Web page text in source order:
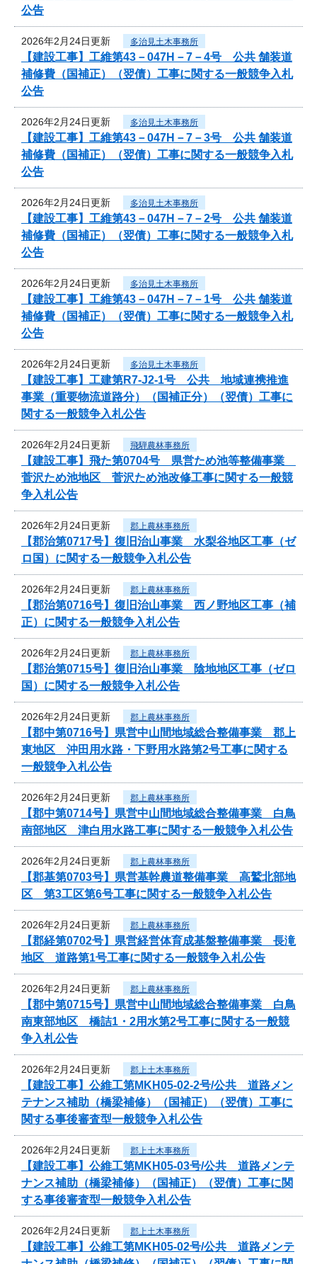
公告
2026年2月24日更新 多治見土木事務所
【建設工事】工維第43－047H－7－4号 公共 舗装道
補修費（国補正）（翌債）工事に関する一般競争入札
公告
2026年2月24日更新 多治見土木事務所
【建設工事】工維第43－047H－7－3号 公共 舗装道
補修費（国補正）（翌債）工事に関する一般競争入札
公告
2026年2月24日更新 多治見土木事務所
【建設工事】工維第43－047H－7－2号 公共 舗装道
補修費（国補正）（翌債）工事に関する一般競争入札
公告
2026年2月24日更新 多治見土木事務所
【建設工事】工維第43－047H－7－1号 公共 舗装道
補修費（国補正）（翌債）工事に関する一般競争入札
公告
2026年2月24日更新 多治見土木事務所
【建設工事】工建第R7-J2-1号 公共 地域連携推進
事業（重要物流道路分）（国補正分）（翌債）工事に
関する一般競争入札公告
2026年2月24日更新 飛騨農林事務所
【建設工事】飛た第0704号 県営ため池等整備事業
菅沢ため池地区 菅沢ため池改修工事に関する一般競
争入札公告
2026年2月24日更新 郡上農林事務所
【郡治第0717号】復旧治山事業 水梨谷地区工事（ゼ
ロ国）に関する一般競争入札公告
2026年2月24日更新 郡上農林事務所
【郡治第0716号】復旧治山事業 西ノ野地区工事（補
正）に関する一般競争入札公告
2026年2月24日更新 郡上農林事務所
【郡治第0715号】復旧治山事業 陰地地区工事（ゼロ
国）に関する一般競争入札公告
2026年2月24日更新 郡上農林事務所
【郡中第0716号】県営中山間地域総合整備事業 郡上
東地区 沖田用水路・下野用水路第2号工事に関する
一般競争入札公告
2026年2月24日更新 郡上農林事務所
【郡中第0714号】県営中山間地域総合整備事業 白鳥
南部地区 津白用水路工事に関する一般競争入札公告
2026年2月24日更新 郡上農林事務所
【郡基第0703号】県営基幹農道整備事業 高鷲北部地
区 第3工区第6号工事に関する一般競争入札公告
2026年2月24日更新 郡上農林事務所
【郡経第0702号】県営経営体育成基盤整備事業 長滝
地区 道路第1号工事に関する一般競争入札公告
2026年2月24日更新 郡上農林事務所
【郡中第0715号】県営中山間地域総合整備事業 白鳥
南東部地区 橋詰1・2用水第2号工事に関する一般競
争入札公告
2026年2月24日更新 郡上土木事務所
【建設工事】公維工第MKH05-02-2号/公共 道路メン
テナンス補助（橋梁補修）（国補正）（翌債）工事に
関する事後審査型一般競争入札公告
2026年2月24日更新 郡上土木事務所
【建設工事】公維工第MKH05-03号/公共 道路メンテ
ナンス補助（橋梁補修）（国補正）（翌債）工事に関
する事後審査型一般競争入札公告
2026年2月24日更新 郡上土木事務所
【建設工事】公維工第MKH05-02号/公共 道路メンテ